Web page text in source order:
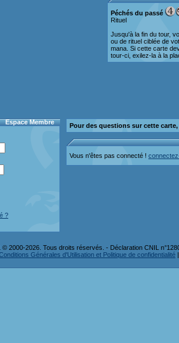
Péchés du passé
Rituel
Jusqu'à la fin du tour,
ou de rituel ciblée de
mana. Si cette carte
tour-ci, exilez-la à la
Espace Membre
?
Pour des questions sur cette
Vous n'êtes pas connecté !
2000-2026. Tous droits réservés. - Déclaration CNIL
Générales d'Utilisation et Politique de confidentialité